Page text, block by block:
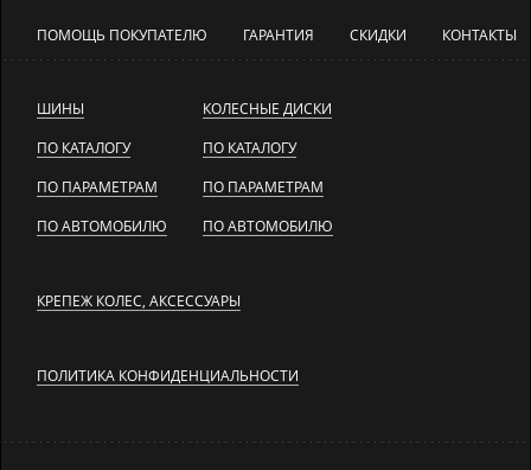
ПОМОЩЬ ПОКУПАТЕЛЮ ГАРАНТИЯ СКИДКИ КОНТАКТЫ
ШИНЫ
ПО КАТАЛОГУ
ПО ПАРАМЕТРАМ
ПО АВТОМОБИЛЮ
КОЛЕСНЫЕ ДИСКИ
ПО КАТАЛОГУ
ПО ПАРАМЕТРАМ
ПО АВТОМОБИЛЮ
КРЕПЕЖ КОЛЕС, АКСЕССУАРЫ
ПОЛИТИКА КОНФИДЕНЦИАЛЬНОСТИ